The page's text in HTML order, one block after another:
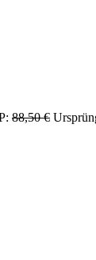
88,50€